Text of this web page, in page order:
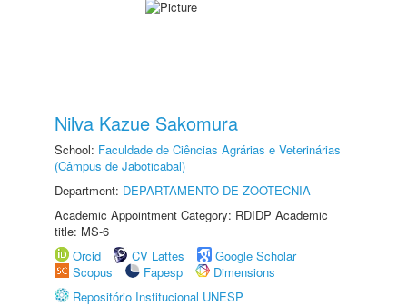
Nilva Kazue Sakomura
School: Faculdade de Ciências Agrárias e Veterinárias
(Câmpus de Jaboticabal)
Department: DEPARTAMENTO DE ZOOTECNIA
Academic Appointment Category: RDIDP Academic
title: MS-6
Orcid
CV Lattes
Google Scholar
Scopus
Fapesp
Dimensions
Repositório Institucional UNESP